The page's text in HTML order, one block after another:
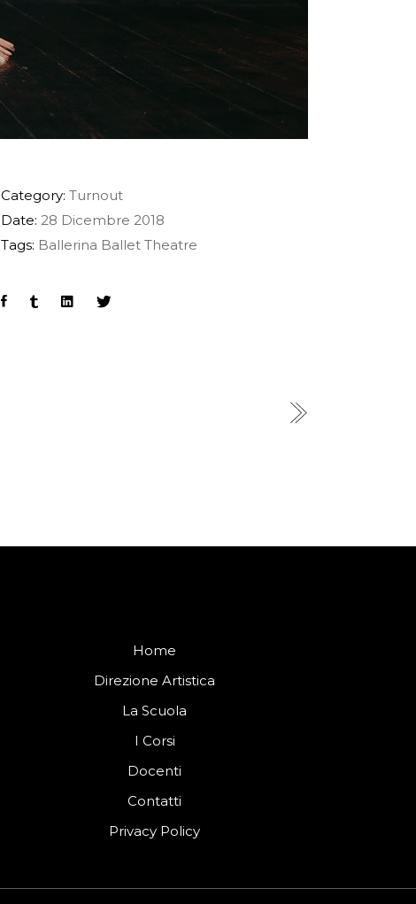
Category: Turnout
Date: 28 Dicembre 2018
Tags: Ballerina Ballet Theatre
Home
Direzione Artistica
La Scuola
I Corsi
Docenti
Contatti
Privacy Policy